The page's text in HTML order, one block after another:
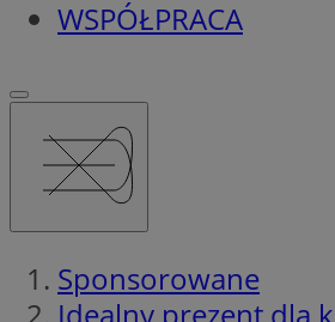
WSPÓŁPRACA
Sponsorowane
Idealny prezent dla